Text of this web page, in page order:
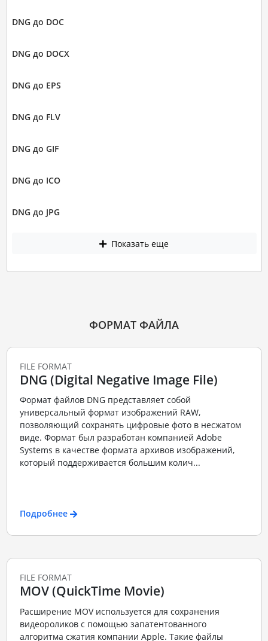
DNG до DOC
DNG до DOCX
DNG до EPS
DNG до FLV
DNG до GIF
DNG до ICO
DNG до JPG
Показать еще
ФОРМАТ ФАЙЛА
FILE FORMAT
DNG (Digital Negative Image File)
Формат файлов DNG представляет собой
универсальный формат изображений RAW,
позволяющий сохранять цифровые фото в несжатом
виде. Формат был разработан компанией Adobe
Systems в качестве формата архивов изображений,
который поддерживается большим колич...
Подробнее
FILE FORMAT
MOV (QuickTime Movie)
Расширение MOV используется для сохранения
видеороликов с помощью запатентованного
алгоритма сжатия компании Apple. Такие файлы